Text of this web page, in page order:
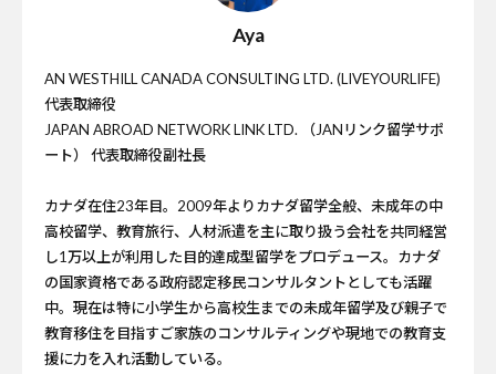
Aya
AN WESTHILL CANADA CONSULTING LTD. (LIVEYOURLIFE)
代表取締役
JAPAN ABROAD NETWORK LINK LTD. （JANリンク留学サポ
ート） 代表取締役副社長
カナダ在住23年目。2009年よりカナダ留学全般、未成年の中
高校留学、教育旅行、人材派遣を主に取り扱う会社を共同経営
し1万以上が利用した目的達成型留学をプロデュース。カナダ
の国家資格である政府認定移民コンサルタントとしても活躍
中。現在は特に小学生から高校生までの未成年留学及び親子で
教育移住を目指すご家族のコンサルティングや現地での教育支
援に力を入れ活動している。